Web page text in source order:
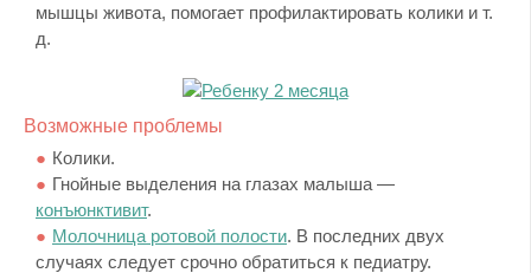
мышцы живота, помогает профилактировать колики и т.
д.
Возможные проблемы
Колики.
Гнойные выделения на глазах малыша —
конъюнктивит.
Молочница ротовой полости. В последних двух
случаях следует срочно обратиться к педиатру.